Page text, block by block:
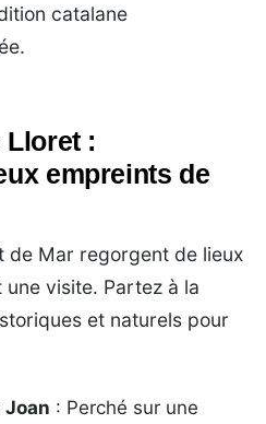
catalane
Lloret :
empreints de
de Mar regorgent de lieux
visite. Partez à la
et naturels pour
Joan : Perché sur une